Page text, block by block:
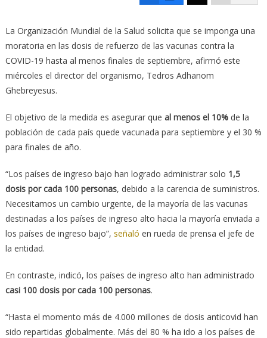
La Organización Mundial de la Salud solicita que se imponga una
moratoria en las dosis de refuerzo de las vacunas contra la
COVID-19 hasta al menos finales de septiembre, afirmó este
miércoles el director del organismo, Tedros Adhanom
Ghebreyesus.
El objetivo de la medida es asegurar que al menos el 10%de la
población de cada país quede vacunada para septiembre y el 30 %
para finales de año.
“Los países de ingreso bajo han logrado administrar solo 1,5
dosis por cada 100 personas, debido a la carencia de suministros.
Necesitamos un cambio urgente, de la mayoría de las vacunas
destinadas a los países de ingreso alto hacia la mayoría enviada a
los países de ingreso bajo”, señaló en rueda de prensa el jefe de
la entidad.
En contraste, indicó, los países de ingreso alto han administrado
casi 100 dosis por cada 100 personas.
“Hasta el momento más de 4.000 millones de dosis anticovid han
sido repartidas globalmente. Más del 80 % ha ido a los países de